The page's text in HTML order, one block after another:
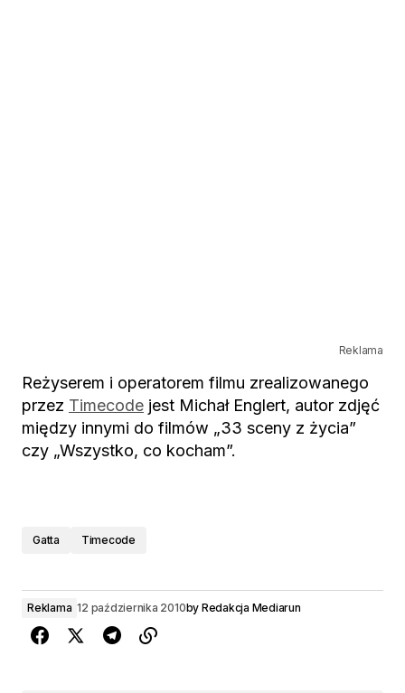
Reklama
Reżyserem i operatorem filmu zrealizowanego
przez Timecode jest Michał Englert, autor zdjęć
między innymi do filmów „33 sceny z życia”
czy „Wszystko, co kocham”.
Gatta Timecode
Reklama 12 października 2010by Redakcja Mediarun